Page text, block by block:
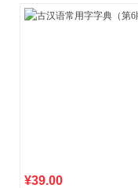
¥39.00